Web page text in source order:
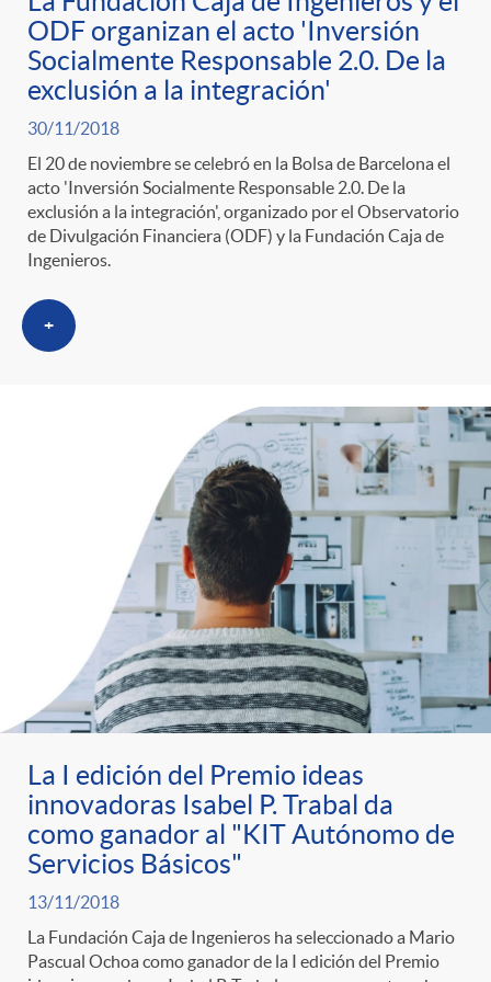
r
i
a
s
ODF organizan el acto 'Inversión
Socialmente Responsable 2.0. De la
exclusión a la integración'
30/11/2018
El 20 de noviembre se celebró en la Bolsa de Barcelona el
acto 'Inversión Socialmente Responsable 2.0. De la
exclusión a la integración', organizado por el Observatorio
de Divulgación Financiera (ODF) y la Fundación Caja de
Ingenieros.
+
La I edición del Premio ideas
innovadoras Isabel P. Trabal da
como ganador al "KIT Autónomo de
Servicios Básicos"
13/11/2018
La Fundación Caja de Ingenieros ha seleccionado a Mario
Pascual Ochoa como ganador de la I edición del Premio